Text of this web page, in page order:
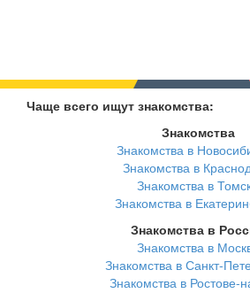
Чаще всего ищут знакомства:
Знакомства
Знакомства в
Знакомства в
Знакомства в
Знакомства в
Знакомства в
Знакомства в
Знакомства в Санкт-
Знакомства в Ростове-